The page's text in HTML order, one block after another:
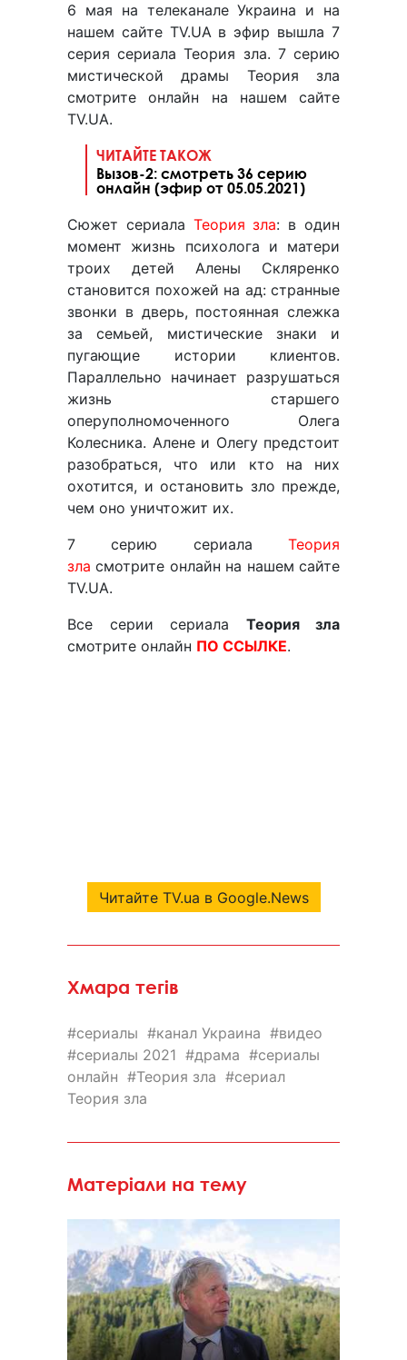
6 мая на телеканале Украина и на
нашем сайте TV.UA в эфир вышла 7
серия сериала Теория зла. 7 серию
мистической драмы Теория зла
смотрите онлайн на нашем сайте
TV.UA.
ЧИТАЙТЕ ТАКОЖ
Вызов-2: смотреть 36 серию
онлайн (эфир от 05.05.2021)
Сюжет сериала Теория зла: в один
момент жизнь психолога и матери
троих детей Алены Скляренко
становится похожей на ад: странные
звонки в дверь, постоянная слежка
за семьей, мистические знаки и
пугающие истории клиентов.
Параллельно начинает разрушаться
жизнь старшего
оперуполномоченного Олега
Колесника. Алене и Олегу предстоит
разобраться, что или кто на них
охотится, и остановить зло прежде,
чем оно уничтожит их.
7 серию сериала Теория
зла смотрите онлайн на нашем сайте
TV.UA.
Все серии сериала Теория зла
смотрите онлайн ПО ССЫЛКЕ.
Читайте TV.ua в Google.News
Хмара тегів
сериалы канал Украина
видео
сериалы 2021
драма
сериалы
онлайн
Теория зла
сериал
Теория зла
Матеріали на тему